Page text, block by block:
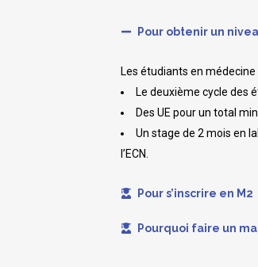
Pour obtenir un
Les étudiants en
Le deuxième cycle des
Des UE pour un total
Un stage de 2 mois en
l’ECN.
Pour s’inscrire en M2
Pourquoi faire un